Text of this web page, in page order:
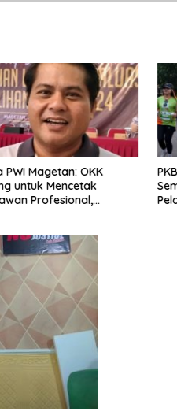
PWI Magetan: OKK
untuk Mencetak
Profesional,